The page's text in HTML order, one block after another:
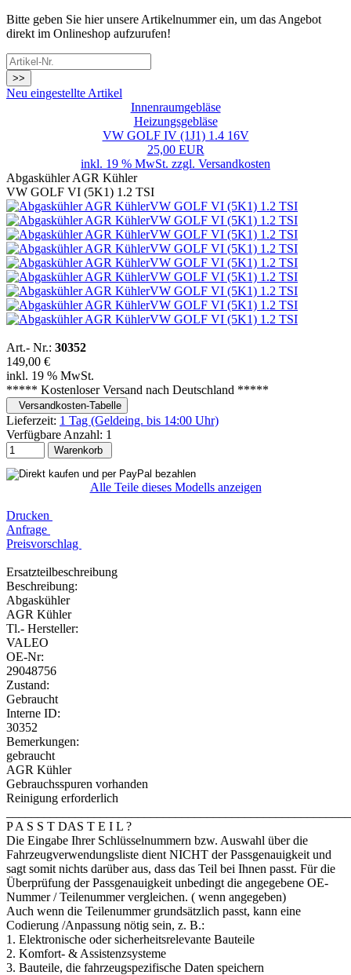
Bitte geben Sie hier unsere Artikelnummer ein, um das Angebot
direkt im Onlineshop aufzurufen!
>>
Neu eingestellte Artikel
Innenraumgebläse
Heizungsgebläse
VW GOLF IV (1J1) 1.4 16V
25,00 EUR
inkl. 19 % MwSt. zzgl. Versandkosten
Abgaskühler AGR Kühler
VW GOLF VI (5K1) 1.2 TSI
Art.- Nr.: 30352
149,00 €
inkl. 19 % MwSt.
***** Kostenloser Versand nach Deutschland *****
Versandkosten-Tabelle
Lieferzeit: 1 Tag (Geldeing. bis 14:00 Uhr)
Verfügbare Anzahl: 1
Warenkorb
Alle Teile dieses Modells anzeigen
Drucken
Anfrage
Preisvorschlag
Ersatzteilbeschreibung
Beschreibung:
Abgaskühler
AGR Kühler
Tl.- Hersteller:
VALEO
OE-Nr:
29048756
Zustand:
Gebraucht
Interne ID:
30352
Bemerkungen:
gebraucht
AGR Kühler
Gebrauchsspuren vorhanden
Reinigung erforderlich
P A S S T DAS T E I L ?
Die Eingabe Ihrer Schlüsselnummern bzw. Auswahl über die
Fahrzeugverwendungsliste dient NICHT der Passgenauigkeit und
sagt somit nichts darüber aus, dass das Teil bei Ihnen passt. Für die
Überprüfung der Passgenauigkeit unbedingt die angegebene OE-
Nummer / Teilenummer vergleichen. ( wenn angegeben)
Auch wenn die Teilenummer grundsätzlich passt, kann eine
Codierung /Anpassung nötig sein, z. B.:
1. Elektronische oder sicherheitsrelevante Bauteile
2. Komfort- & Assistenzsysteme
3. Bauteile, die fahrzeugspezifische Daten speichern